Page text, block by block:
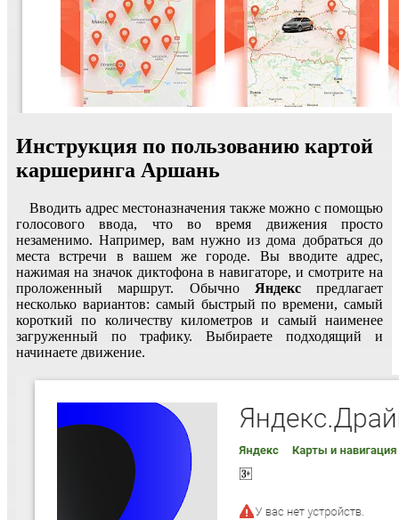
Инструкция по пользованию картой
каршеринга Аршань
Вводить адрес местоназначения также можно с помощью
голосового ввода, что во время движения просто
незаменимо. Например, вам нужно из дома добраться до
места встречи в вашем же городе. Вы вводите адрес,
нажимая на значок диктофона в навигаторе, и смотрите на
проложенный маршрут. Обычно Яндекспредлагает
несколько вариантов: самый быстрый по времени, самый
короткий по количеству километров и самый наименее
загруженный по трафику. Выбираете подходящий и
начинаете движение.